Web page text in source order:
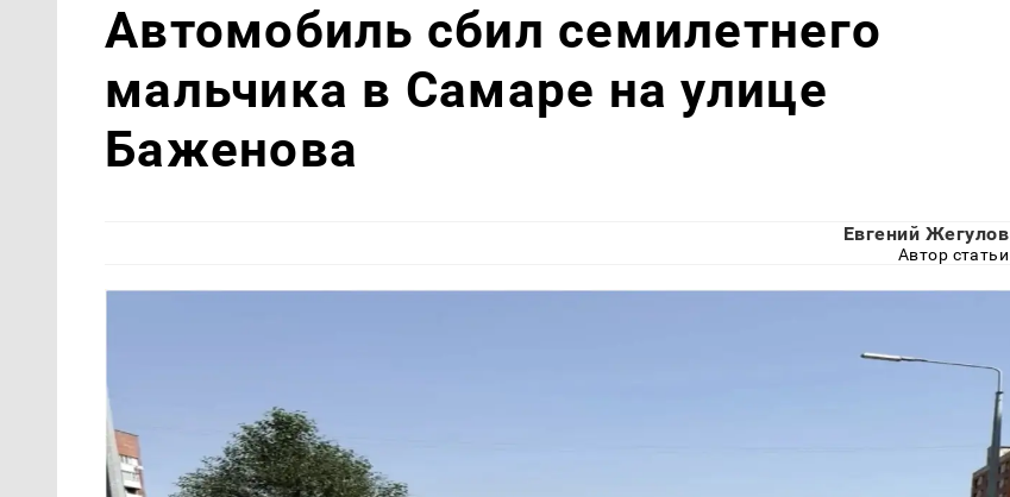
Автомобиль сбил семилетнего
мальчика в Самаре на улице
Баженова
Евгений Жегулов
Автор статьи